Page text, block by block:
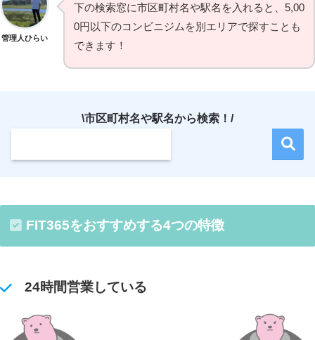
管理人ひらい
下の検索窓に市区町村名や駅名を入れると、5,00
0円以下のコンビニジムを別エリアで探すことも
できます！
\市区町村名や駅名から検索！/
FIT365をおすすめする4つの特徴
24時間営業している